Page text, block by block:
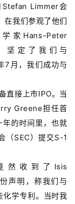
Limmer会
在我们参观了他们
家Hans-Peter
坚定了我们与
7月，我们成功与
直接上市IPO。当
Greene担任首
的时间里，也就
（SEC）提交S-1
然收到了Isis
声明，称我们与
学专利。当时我